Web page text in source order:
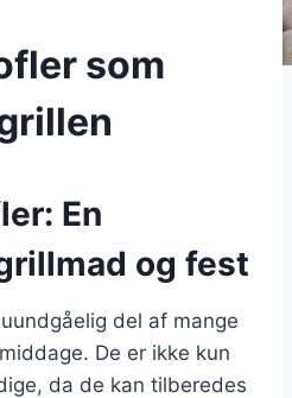
som
En
og fest
del af mange
De er ikke kun
da de kan tilberedes